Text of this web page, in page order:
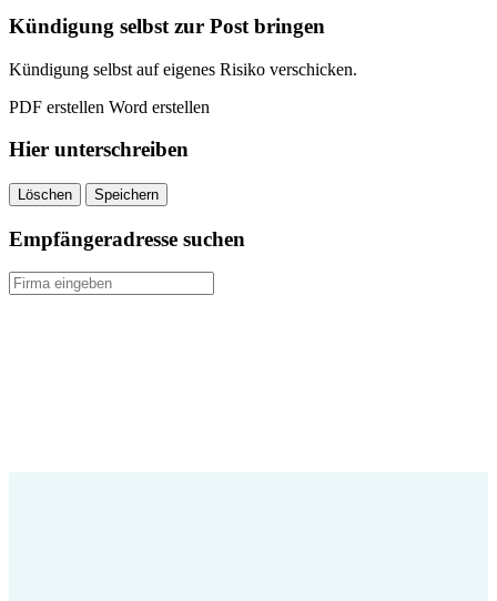
Kündigung selbst zur Post bringen
Kündigung selbst auf eigenes Risiko verschicken.
PDF erstellen Word erstellen
Hier unterschreiben
Löschen Speichern
Empfängeradresse suchen